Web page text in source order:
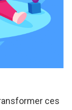
ces